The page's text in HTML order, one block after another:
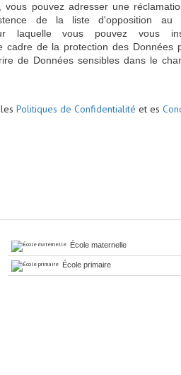
pouvez adresser une
de la liste d'opposition au
laquelle vous pouvez vous
cadre de la protection des Données
de Données sensibles dans le
Politiques de Confidentialité et es
École maternelle
École primaire